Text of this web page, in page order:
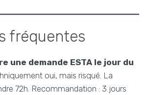
fréquentes
une demande ESTA le jour du
oui, mais risqué. La
72h. Recommandation : 3 jours